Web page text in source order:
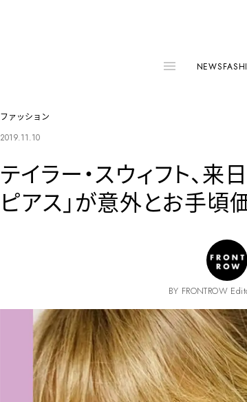
NEWS
ファッション
2019.11.10
テイラー・スウィフト、来
ピアス」が意外とお手頃
BY FRONTROW